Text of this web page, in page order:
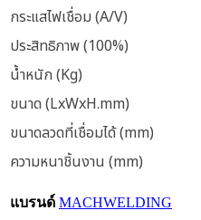
กระแสไฟเชื่อม (A/V)
ประสิทธิภาพ (100%)
น้ำหนัก (Kg)
ขนาด (LxWxH.mm)
ขนาดลวดที่เชื่อมได้ (mm)
ความหนาชิ้นงาน (mm)
แบรนด์ MACHWELDING